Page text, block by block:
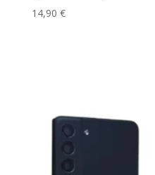
14,90 €